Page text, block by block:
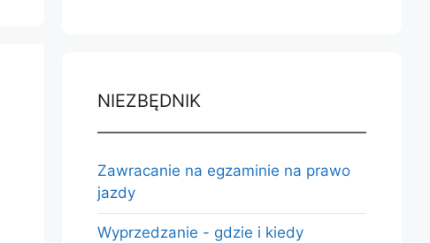
NIEZBĘDNIK
Zawracanie na egzaminie na prawo
jazdy
Wyprzedzanie - gdzie i kiedy